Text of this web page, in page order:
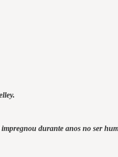
durante anos no ser